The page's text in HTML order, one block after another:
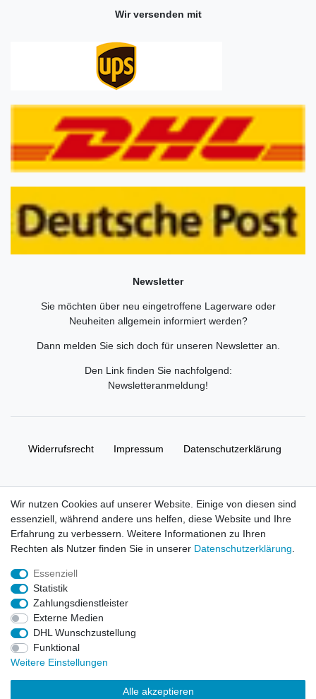
Wir versenden mit
Newsletter
Sie möchten über neu eingetroffene Lagerware oder
Neuheiten allgemein informiert werden?
Dann melden Sie sich doch für unseren Newsletter an.
Den Link finden Sie nachfolgend:
Newsletteranmeldung!
Widerrufs­recht Impressum Daten­schutz­erklärung
© Copyright 2026 | Alle Rechte vorbehalten. HL-
Handelsgesellschaft mbH.
Alle Markennamen, Warenzeichen sowie sämtliche Produktbilder
und Beschreibungen sind Eigentum Ihrer rechtmäßigen
Eigentümer und dienen hier nur der Beschreibung.
Preise nur für registrierte Händler, ansonsten zeigt der Shop 0,00
€
LEGO, das LEGO Logo, die Minifigur, DUPLO, LEGENDS OF
CHIMA, NINJAGO, BIONICLE, MINDSTORMS und MIXELS sind
Wir nutzen Cookies auf unserer Website. Einige von diesen sind
essenziell, während andere uns helfen, diese Website und Ihre
Erfahrung zu verbessern. Weitere Informationen zu Ihren
Rechten als Nutzer finden Sie in unserer Daten­schutz­erklärung
Essenziell
Statistik
Zahlungsdienstleister
Externe Medien
DHL Wunschzustellung
Funktional
Weitere Einstellungen
Alle akzeptieren